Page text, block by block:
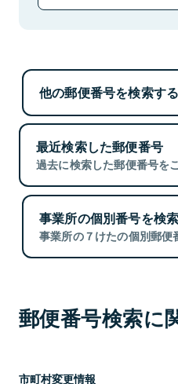
他の郵便番号を検索する
最近検索した郵便番号
過去に検索した郵便番号を
事業所の個別番号を検
事業所の７けたの個別郵便
郵便番号検索に
市町村変更情報